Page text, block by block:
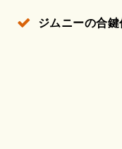
ジムニーの合鍵